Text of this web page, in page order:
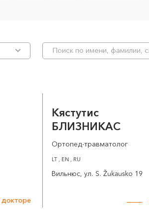
Кястутис
БЛИЗНИКАС
Ортопед-травматолог
LT , EN , RU
Вильнюс, ул. S. Žukausko 19